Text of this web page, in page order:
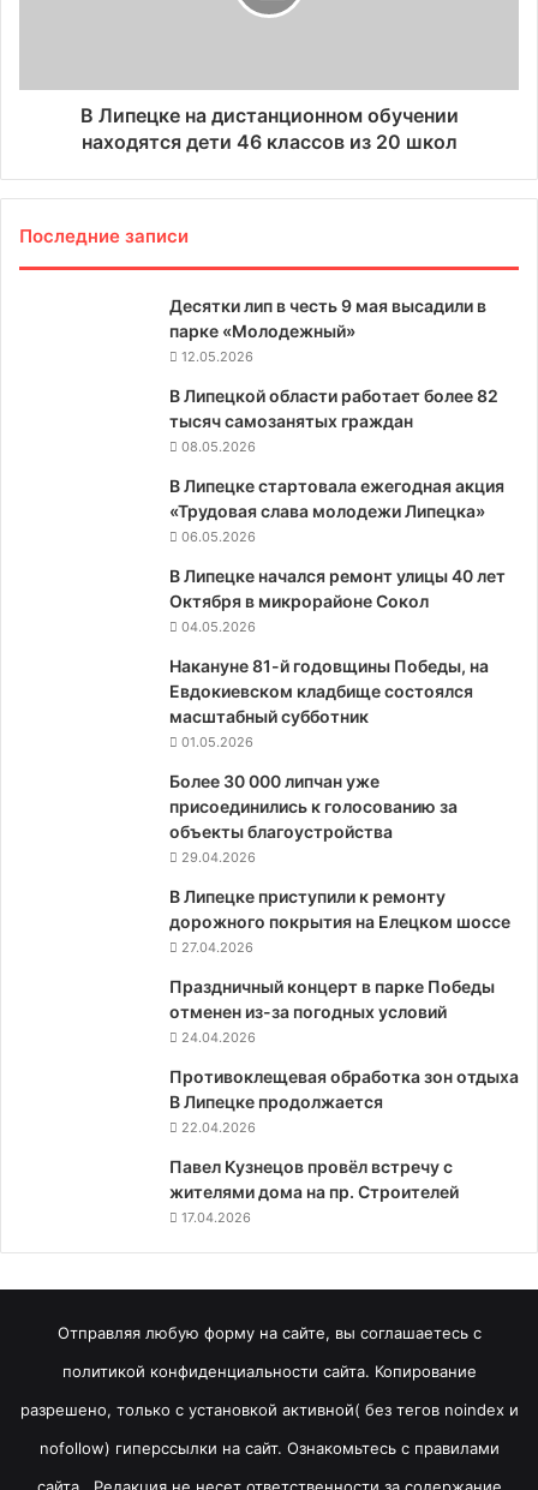
В Липецке на дистанционном обучении
находятся дети 46 классов из 20 школ
Последние записи
Десятки лип в честь 9 мая высадили в
парке «Молодежный»
12.05.2026
В Липецкой области работает более 82
тысяч самозанятых граждан
08.05.2026
В Липецке стартовала ежегодная акция
«Трудовая слава молодежи Липецка»
06.05.2026
В Липецке начался ремонт улицы 40 лет
Октября в микрорайоне Сокол
04.05.2026
Накануне 81-й годовщины Победы, на
Евдокиевском кладбище состоялся
масштабный субботник
01.05.2026
Более 30 000 липчан уже
присоединились к голосованию за
объекты благоустройства
29.04.2026
В Липецке приступили к ремонту
дорожного покрытия на Елецком шоссе
27.04.2026
Праздничный концерт в парке Победы
отменен из-за погодных условий
24.04.2026
Противоклещевая обработка зон отдыха
В Липецке продолжается
22.04.2026
Павел Кузнецов провёл встречу с
жителями дома на пр. Строителей
17.04.2026
Отправляя любую форму на сайте, вы соглашаетесь с
политикой конфиденциальности сайта. Копирование
разрешено, только с установкой активной( без тегов noindex и
nofollow) гиперссылки на сайт. Ознакомьтесь с правилами